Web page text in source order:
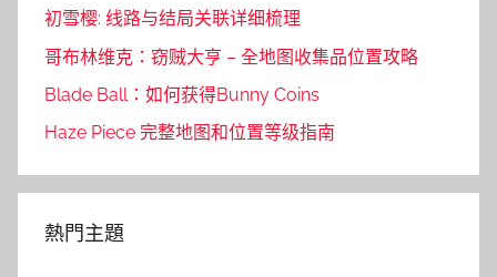
初雪樱: 线路与结局关联详细梳理
哥布林维克：窃贼大亨 – 全地图收集品位置攻略
Blade Ball：如何获得Bunny Coins
Haze Piece 完整地图和位置等级指南
熱門主題